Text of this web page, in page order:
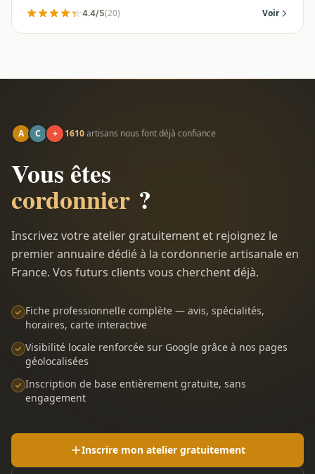
4.4/5(20) Voir
A C + 1610artisans nous font déjà confiance
Vous êtes
cordonnier ?
Inscrivez votre atelier gratuitement et rejoignez le
premier annuaire dédié à la cordonnerie artisanale en
France. Vos futurs clients vous cherchent déjà.
Fiche professionnelle complète — avis, spécialités,
horaires, carte interactive
Visibilité locale renforcée sur Google grâce à nos pages
géolocalisées
Inscription de base entièrement gratuite, sans
engagement
Inscrire mon atelier gratuitement